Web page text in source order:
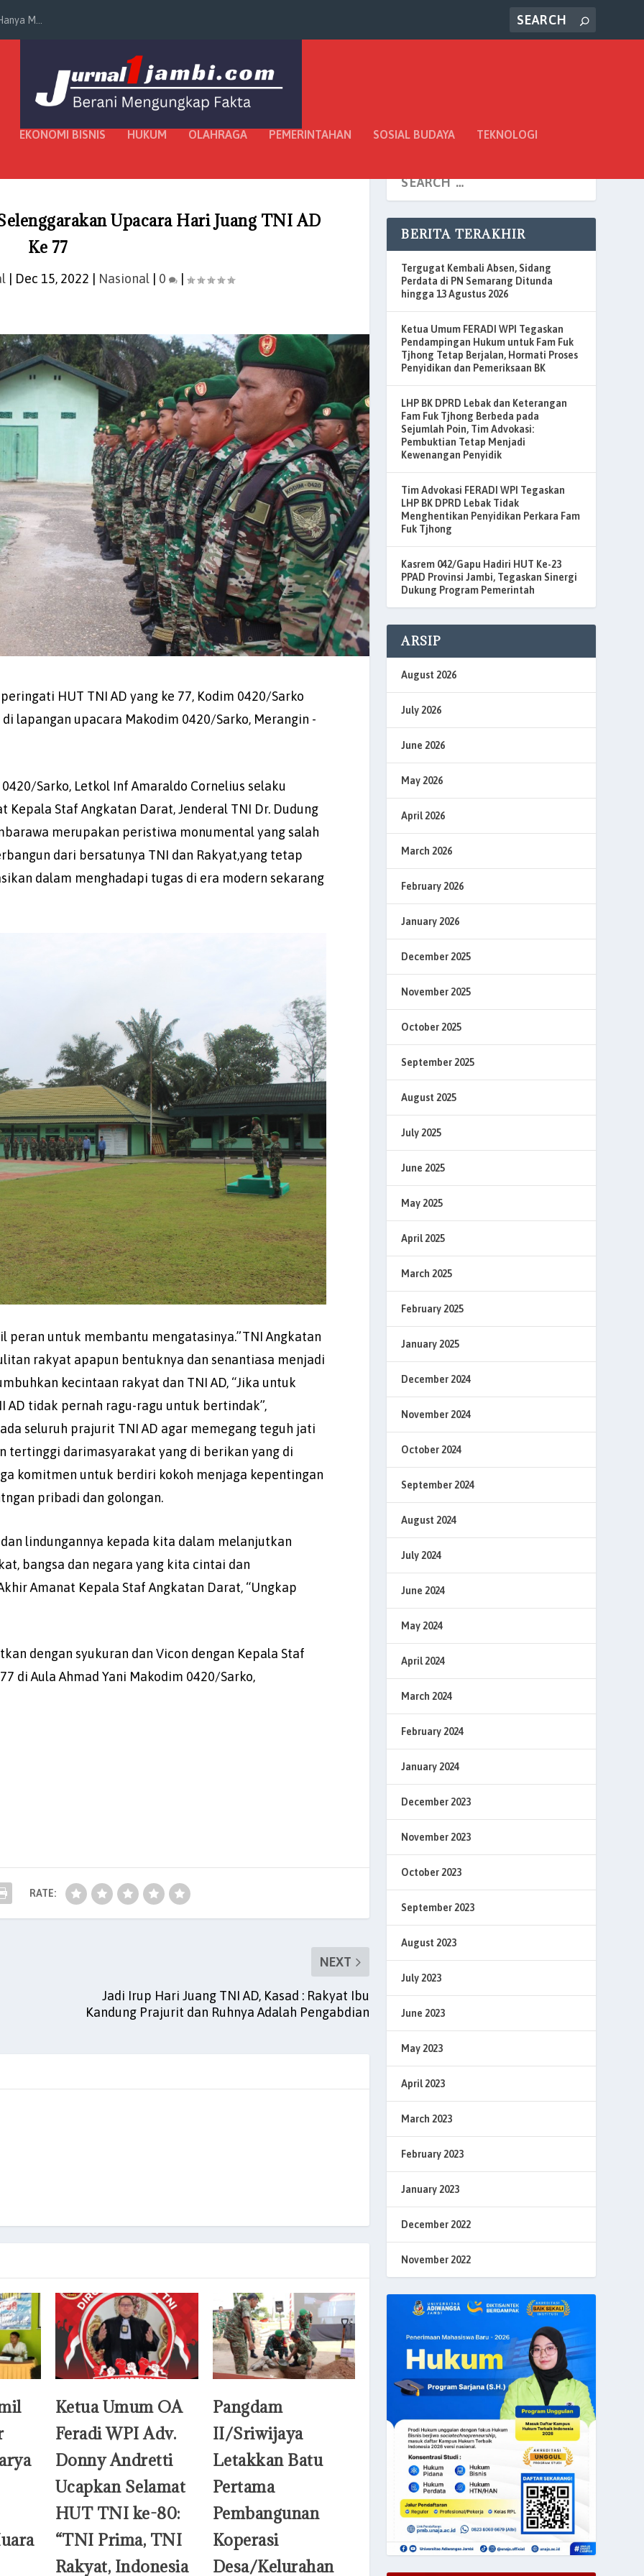
M...
EKONOMI BISNIS HUKUM OLAHRAGA PEMERINTAHAN SOSIAL BUDAYA TEKNOLOGI
Upacara Hari Juang TNI AD
Ke 77
Dec 15, 2022 Nasional 0 |
HUT TNI AD yang ke 77, Kodim 0420/Sarko
lapangan upacara Makodim 0420/Sarko, Merangin -
Sarko, Letkol Inf Amaraldo Cornelius selaku
Staf Angkatan Darat, Jenderal TNI Dr. Dudung
merupakan peristiwa monumental yang salah
dari bersatunya TNI dan Rakyat,yang tetap
dalam menghadapi tugas di era modern sekarang
peran untuk membantu mengatasinya.”TNI Angkatan
rakyat apapun bentuknya dan senantiasa menjadi
kecintaan rakyat dan TNI AD, “Jika untuk
tidak pernah ragu-ragu untuk bertindak”,
seluruh prajurit TNI AD agar memegang teguh jati
tertinggi darimasyarakat yang di berikan yang di
komitmen untuk berdiri kokoh menjaga kepentingan
pribadi dan golongan.
lindungannya kepada kita dalam melanjutkan
bangsa dan negara yang kita cintai dan
Akhir Amanat Kepala Staf Angkatan Darat, “Ungkap
dengan syukuran dan Vicon dengan Kepala Staf
di Aula Ahmad Yani Makodim 0420/Sarko,
RATE:
NEXT
Jadi Irup Hari Juang TNI AD, Kasad : Rakyat Ibu
Kandung Prajurit dan Ruhnya Adalah Pengabdian
Ketua Umum OA
Feradi WPI Adv.
Donny Andretti
Ucapkan Selamat
HUT TNI ke-80:
“TNI Prima, TNI
Rakyat, Indonesia
Pangdam
II/Sriwijaya
Letakkan Batu
Pertama
Pembangunan
Koperasi
Desa/Kelurahan
BERITA TERAKHIR
Tergugat Kembali Absen, Sidang
Perdata di PN Semarang Ditunda
hingga 13 Agustus 2026
Ketua Umum FERADI WPI Tegaskan
Pendampingan Hukum untuk Fam Fuk
Tjhong Tetap Berjalan, Hormati Proses
Penyidikan dan Pemeriksaan BK
LHP BK DPRD Lebak dan Keterangan
Fam Fuk Tjhong Berbeda pada
Sejumlah Poin, Tim Advokasi:
Pembuktian Tetap Menjadi
Kewenangan Penyidik
Tim Advokasi FERADI WPI Tegaskan
LHP BK DPRD Lebak Tidak
Menghentikan Penyidikan Perkara Fam
Fuk Tjhong
Kasrem 042/Gapu Hadiri HUT Ke-23
PPAD Provinsi Jambi, Tegaskan Sinergi
Dukung Program Pemerintah
ARSIP
August 2026
July 2026
June 2026
May 2026
April 2026
March 2026
February 2026
January 2026
December 2025
November 2025
October 2025
September 2025
August 2025
July 2025
June 2025
May 2025
April 2025
March 2025
February 2025
January 2025
December 2024
November 2024
October 2024
September 2024
August 2024
July 2024
June 2024
May 2024
April 2024
March 2024
February 2024
January 2024
December 2023
November 2023
October 2023
September 2023
August 2023
July 2023
June 2023
May 2023
April 2023
March 2023
February 2023
January 2023
December 2022
November 2022